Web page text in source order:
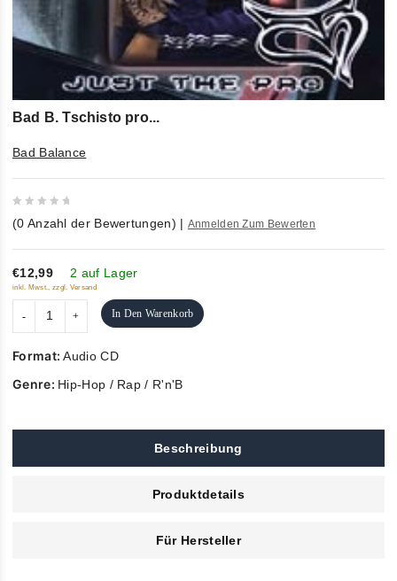
Bad B. Tschisto pro...
Bad Balance
out
of
5
(0 Anzahl der Bewertungen) | Anmelden Zum Bewerten
€12,99 2 auf Lager
inkl. Mwst., zzgl. Versand
In Den Warenkorb
Format:Audio CD
Genre: Hip-Hop / Rap / R'n'B
Beschreibung
Produktdetails
Für Hersteller